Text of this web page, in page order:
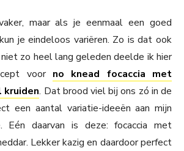
maar als je eenmaal een goed
je eindeloos variëren. Zo is dat ook
zo heel lang geleden deelde ik hier
voor no knead focaccia met
kruiden. Dat brood viel bij ons zó in de
een aantal variatie-ideeën aan mijn
Eén daarvan is deze: focaccia met
Lekker kazig en daardoor perfect